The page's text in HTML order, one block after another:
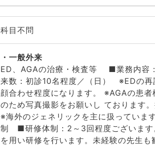
科目不問
一般外来
ED、AGAの治療・検査等 ■業務内容
来数：初診10名程度／（日） ※EDの再
顔合わせ程度になります。 ※AGAの患
のため写真撮影をお願いし ており
※海外のジェネリックを主に扱っ
制 ■研修体制：2～3回程度ござ
を用い研修を行います。未経験の先生も